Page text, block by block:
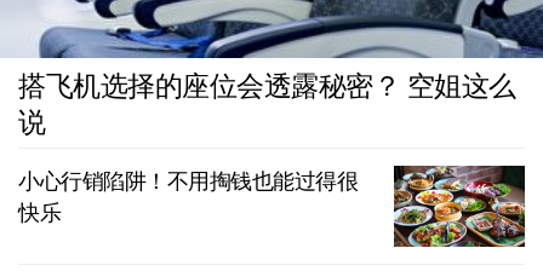
搭飞机选择的座位会透露秘密？ 空姐这么
说
小心行销陷阱！不用掏钱也能过得很
快乐